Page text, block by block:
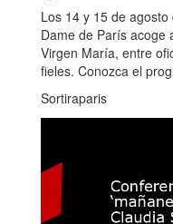
Los 14 y 15 de
Dame de París acoge
Virgen María, entre
fieles. Conozca el
Sortiraparis